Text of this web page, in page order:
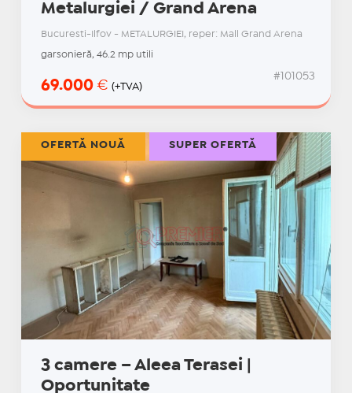
Metalurgiei / Grand Arena
Bucuresti-Ilfov - METALURGIEI, reper: Mall Grand Arena
garsonieră, 46.2 mp utili
69.000 € (+TVA)
#101053
3 camere – Aleea Terasei |
Oportunitate
OFERTĂ NOUĂ SUPER OFERTĂ